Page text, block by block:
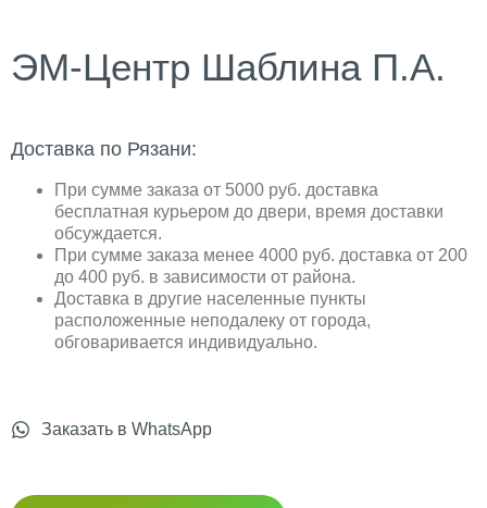
ЭМ-Центр Шаблина П.А.
Доставка по Рязани:
При сумме заказа от 5000 руб. доставка
бесплатная курьером до двери, время доставки
обсуждается.
При сумме заказа менее 4000 руб. доставка от 200
до 400 руб. в зависимости от района.
Доставка в другие населенные пункты
расположенные неподалеку от города,
обговаривается индивидуально.
Заказать в WhatsApp